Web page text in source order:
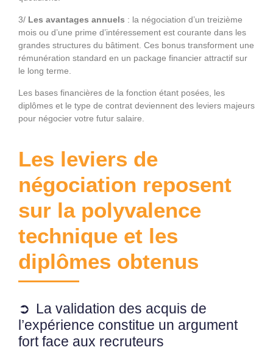
3/ Les avantages annuels : la négociation d’un treizième
mois ou d’une prime d’intéressement est courante dans les
grandes structures du bâtiment. Ces bonus transforment une
rémunération standard en un package financier attractif sur
le long terme.
Les bases financières de la fonction étant posées, les
diplômes et le type de contrat deviennent des leviers majeurs
pour négocier votre futur salaire.
Les leviers de
négociation reposent
sur la polyvalence
technique et les
diplômes obtenus
La validation des acquis de
l’expérience constitue un argument
fort face aux recruteurs